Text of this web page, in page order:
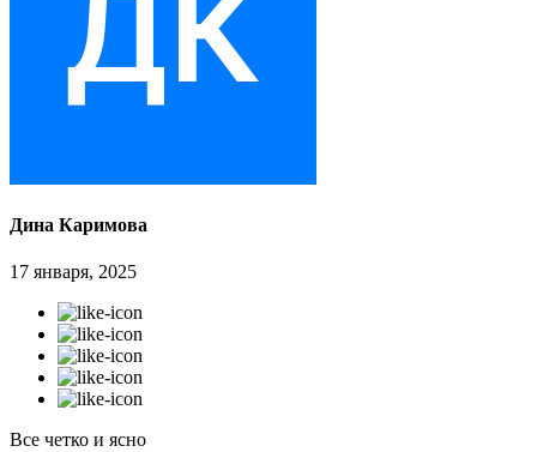
Дина Каримова
17 января, 2025
Все четко и ясно